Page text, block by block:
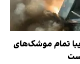
تمام موشک‌های